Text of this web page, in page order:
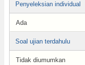
Penyeleksian individual
Ada
Soal ujian terdahulu
Tidak diumumkan